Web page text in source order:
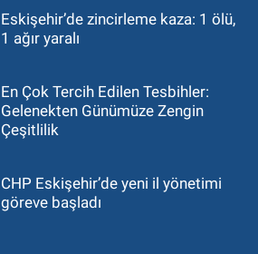
Eskişehir’de zincirleme kaza: 1 ölü,
1 ağır yaralı
En Çok Tercih Edilen Tesbihler:
Gelenekten Günümüze Zengin
Çeşitlilik
CHP Eskişehir’de yeni il yönetimi
göreve başladı